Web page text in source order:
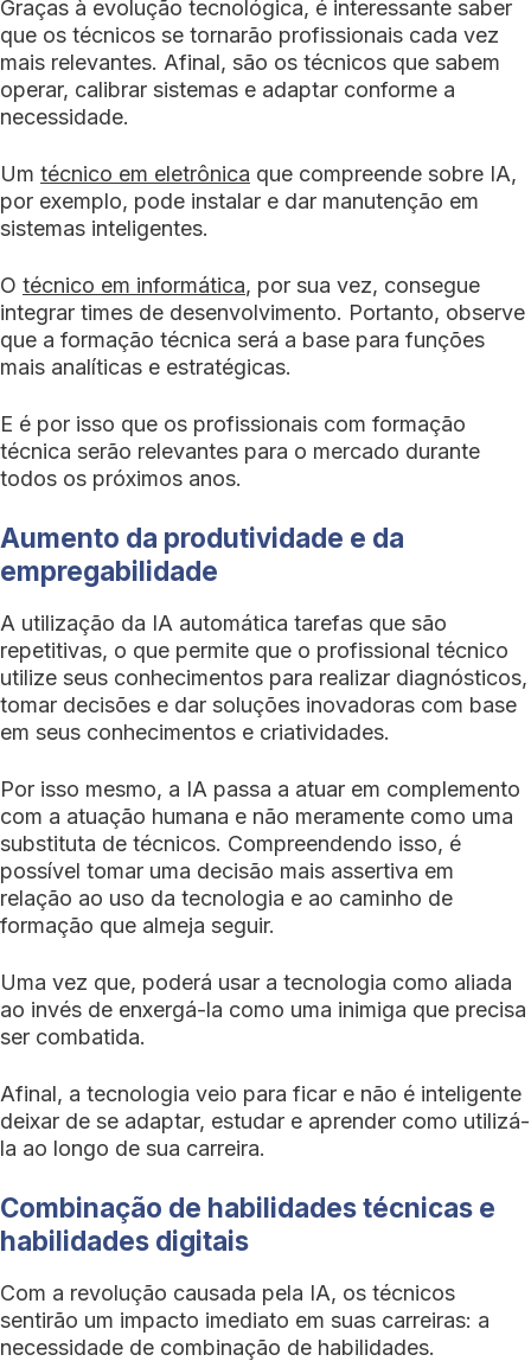
Graças à evolução tecnológica, é interessante saber
que os técnicos se tornarão profissionais cada vez
mais relevantes. Afinal, são os técnicos que sabem
operar, calibrar sistemas e adaptar conforme a
necessidade.
Um técnico em eletrônica que compreende sobre IA,
por exemplo, pode instalar e dar manutenção em
sistemas inteligentes.
O técnico em informática, por sua vez, consegue
integrar times de desenvolvimento. Portanto, observe
que a formação técnica será a base para funções
mais analíticas e estratégicas.
E é por isso que os profissionais com formação
técnica serão relevantes para o mercado durante
todos os próximos anos.
Aumento da produtividade e da
empregabilidade
A utilização da IA automática tarefas que são
repetitivas, o que permite que o profissional técnico
utilize seus conhecimentos para realizar diagnósticos,
tomar decisões e dar soluções inovadoras com base
em seus conhecimentos e criatividades.
Por isso mesmo, a IA passa a atuar em complemento
com a atuação humana e não meramente como uma
substituta de técnicos. Compreendendo isso, é
possível tomar uma decisão mais assertiva em
relação ao uso da tecnologia e ao caminho de
formação que almeja seguir.
Uma vez que, poderá usar a tecnologia como aliada
ao invés de enxergá-la como uma inimiga que precisa
ser combatida.
Afinal, a tecnologia veio para ficar e não é inteligente
deixar de se adaptar, estudar e aprender como utilizá-
la ao longo de sua carreira.
Combinação de habilidades técnicas e
habilidades digitais
Com a revolução causada pela IA, os técnicos
sentirão um impacto imediato em suas carreiras: a
necessidade de combinação de habilidades.